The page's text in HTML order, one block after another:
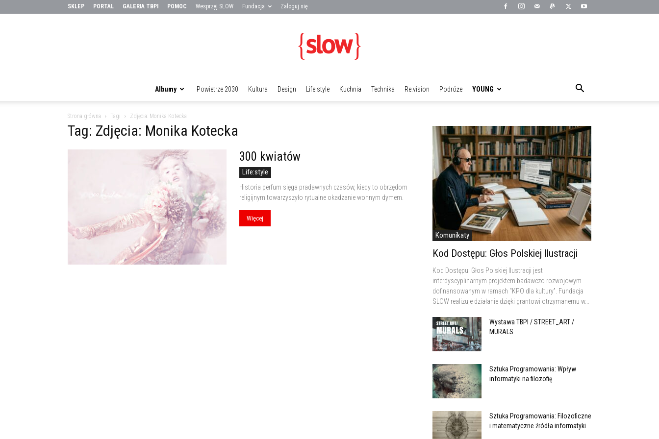
SKLEP PORTAL GALERIA TBPI POMOC Wesprzyj SLOW Fundacja Zaloguj się
Albumy Powietrze 2030 Kultura Design Life:style Kuchnia Technika Re:vision Podróże YOUNG
Strona główna Tagi Zdjęcia: Monika Kotecka
Tag: Zdjęcia: Monika Kotecka
300 kwiatów
Life:style
Historia perfum sięga pradawnych czasów, kiedy to obrzędom
religijnym towarzyszyło rytualne okadzanie wonnym dymem.
Więcej
Komunikaty
Kod Dostępu: Głos Polskiej Ilustracji
Kod Dostępu: Głos Polskiej Ilustracji jest
interdyscyplinarnym projektem badawczo rozwojowym
dofinansowanym w ramach “KPO dla kultury”. Fundacja
SLOW realizuje działanie dzięki grantowi otrzymanemu w...
Wystawa TBPI / STREET_ART /
MURALS
Sztuka Programowania: Wpływ
informatyki na filozofię
Sztuka Programowania: Filozoficzne
i matematyczne źródła informatyki